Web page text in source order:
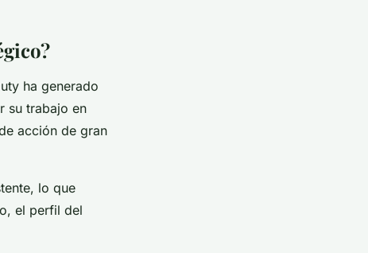
ha generado
su trabajo en
acción de gran
lo que
el perfil del